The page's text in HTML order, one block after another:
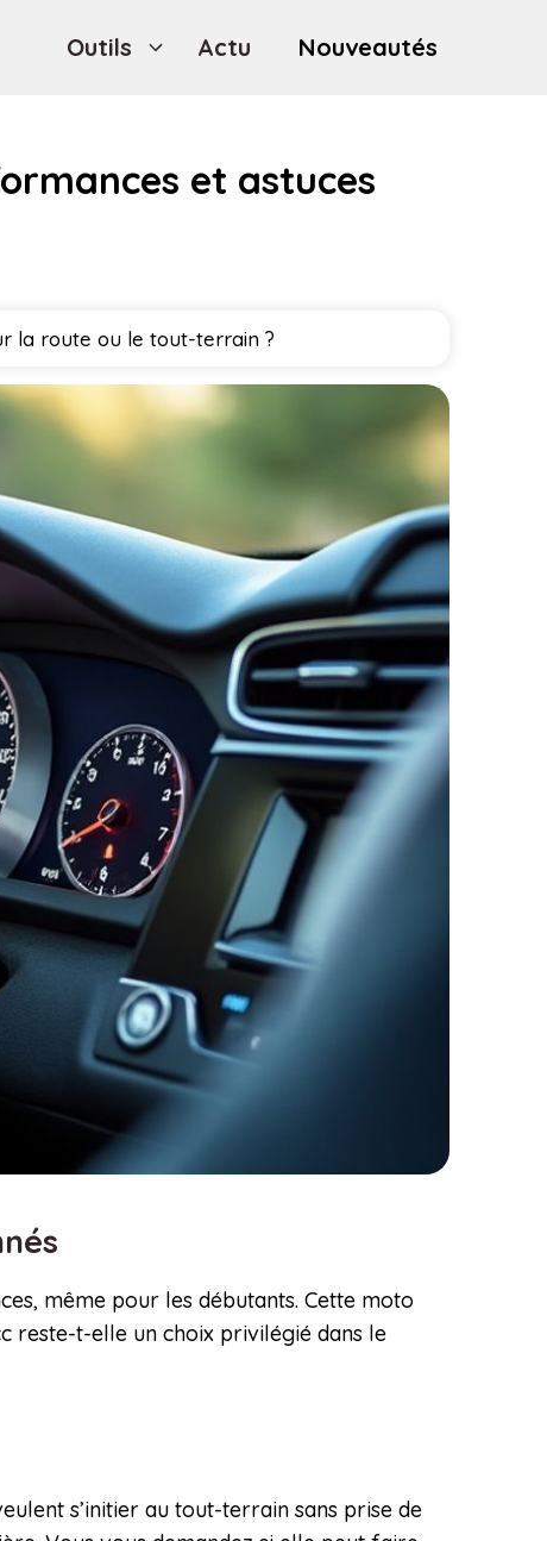
Outils Actu Nouveautés
et astuces
la route ou le tout-terrain ?
même pour les débutants. Cette moto
reste-t-elle un choix privilégié dans le
s’initier au tout-terrain sans prise de